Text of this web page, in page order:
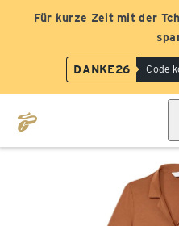
Für kurze Zeit mit der
DANKE26 Code